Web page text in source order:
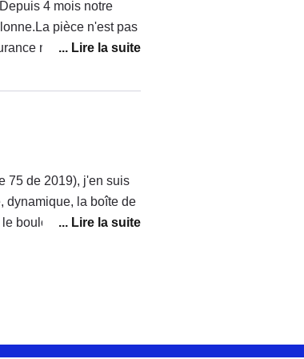
donc vraiment ce
sympatique rouge
4 mois notre
pièce n'est pas
ne couvre pas
suivi, de sérieux,...
75 de 2019), j'en suis
dynamique, la boîte de
boulot. Après, niveau
de conduite, rien
silencieux. La
mais aussi les